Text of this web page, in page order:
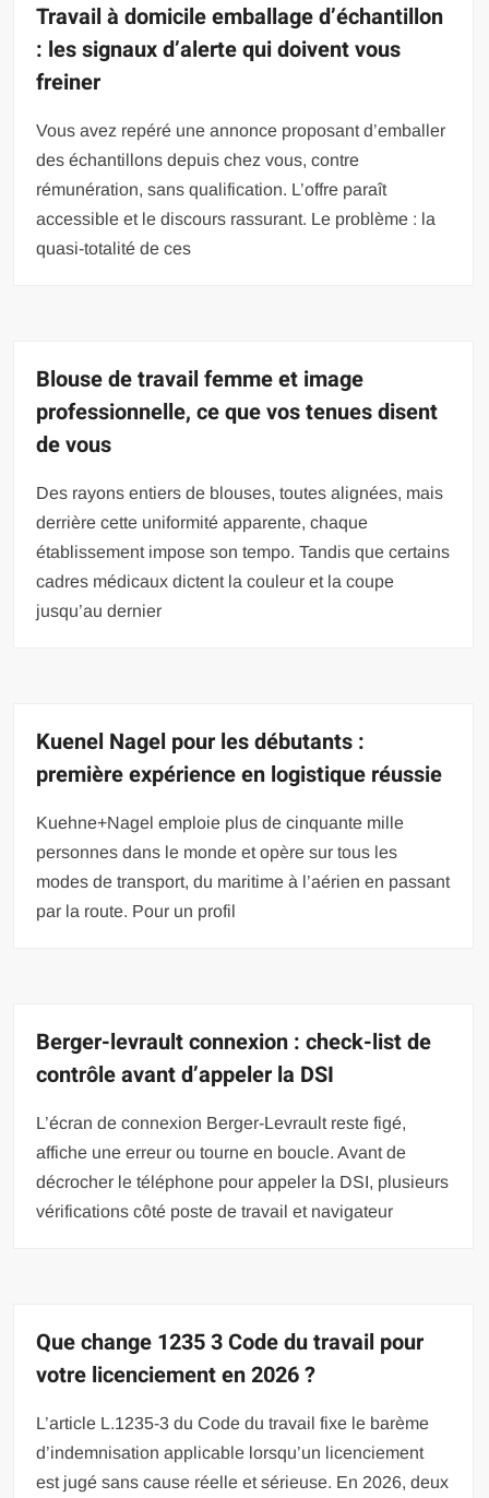
Travail à domicile emballage d’échantillon
: les signaux d’alerte qui doivent vous
freiner
Vous avez repéré une annonce proposant d’emballer
des échantillons depuis chez vous, contre
rémunération, sans qualification. L’offre paraît
accessible et le discours rassurant. Le problème : la
quasi-totalité de ces
Blouse de travail femme et image
professionnelle, ce que vos tenues disent
de vous
Des rayons entiers de blouses, toutes alignées, mais
derrière cette uniformité apparente, chaque
établissement impose son tempo. Tandis que certains
cadres médicaux dictent la couleur et la coupe
jusqu’au dernier
Kuenel Nagel pour les débutants :
première expérience en logistique réussie
Kuehne+Nagel emploie plus de cinquante mille
personnes dans le monde et opère sur tous les
modes de transport, du maritime à l’aérien en passant
par la route. Pour un profil
Berger-levrault connexion : check-list de
contrôle avant d’appeler la DSI
L’écran de connexion Berger-Levrault reste figé,
affiche une erreur ou tourne en boucle. Avant de
décrocher le téléphone pour appeler la DSI, plusieurs
vérifications côté poste de travail et navigateur
Que change 1235 3 Code du travail pour
votre licenciement en 2026 ?
L’article L.1235-3 du Code du travail fixe le barème
d’indemnisation applicable lorsqu’un licenciement
est jugé sans cause réelle et sérieuse. En 2026, deux